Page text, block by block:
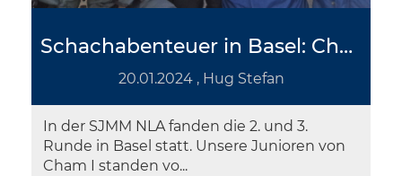
Schachabenteuer in Basel: Cham I bei der SJMM
20.01.2024, Hug Stefan
In der SJMM NLA fanden die 2. und 3.
Runde in Basel statt. Unsere Junioren von
Cham I standen vo...